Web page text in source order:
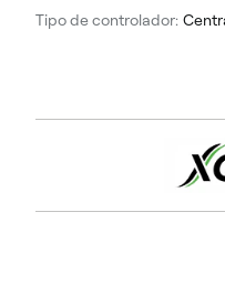
Tipo de controlador: